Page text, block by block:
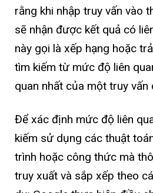
rằng khi nhập truy vấn vào
sẽ nhận được kết quả có
này gọi là xếp hạng hoặc
tìm kiếm từ mức độ liên
quan nhất của một truy vấn
Để xác định mức độ liên
kiếm sử dụng các thuật
trình hoặc công thức mà
truy xuất và sắp xếp theo